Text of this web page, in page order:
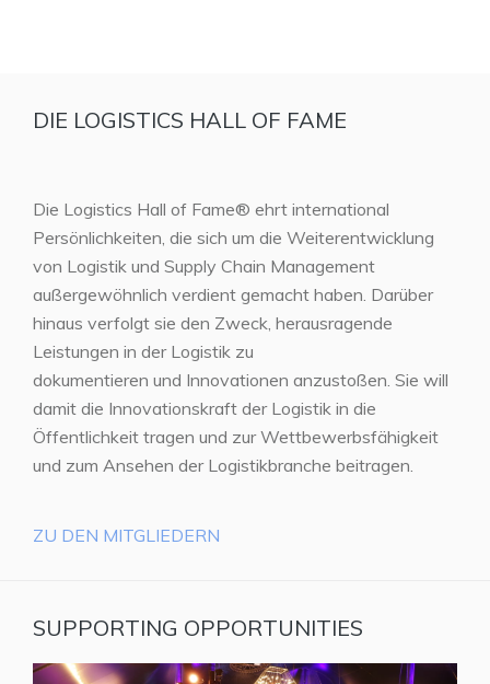
DIE LOGISTICS HALL OF FAME
Die Logistics Hall of Fame® ehrt international
Persönlichkeiten, die sich um die Weiterentwicklung
von Logistik und Supply Chain Management
außergewöhnlich verdient gemacht haben. Darüber
hinaus verfolgt sie den Zweck, herausragende
Leistungen in der Logistik zu
dokumentieren und Innovationen anzustoßen. Sie will
damit die Innovationskraft der Logistik in die
Öffentlichkeit tragen und zur Wettbewerbsfähigkeit
und zum Ansehen der Logistikbranche beitragen.
ZU DEN MITGLIEDERN
SUPPORTING OPPORTUNITIES